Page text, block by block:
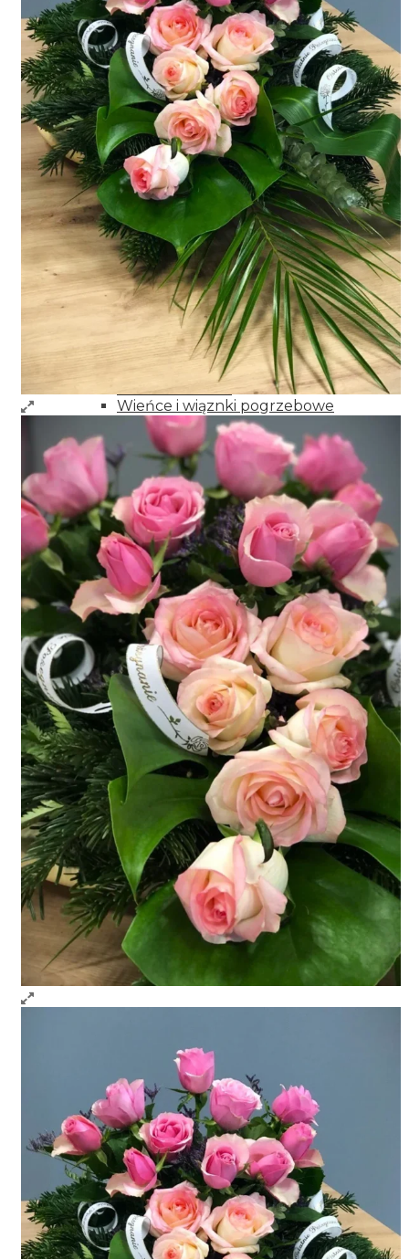
Imieniny
Rocznica
Niespodzianka
Miłość
Kondelencje
Narodziny
Podziękowania
Przeprosiny
Życzenia powrotu do zdrowia
Wianki dekoracyjne
Dodatki do kwiatów
Kwiaty
Dla bliskich
Dla mamy
Dla babci
Dla dziadka
Dla dziewczyny
Dla żony
Dla mężczyzny
Na każdą okazję
Kwiaty w koszyku
Bukiety mieszane
Wianki na drzwi
Wieńce i wiąznki pogrzebowe
Kwiaty doniczkowe
Rodzaje kwiatów
Peonii
Eustoma
Róże
Hortensja
Kolorowa gipsówka
Frezja
Storczyki cięte
Lilii
Alstromeria
Goździki
Gerbery
Tulipany
Kolorowa gipsówka
Wiązanki pogrzebowe